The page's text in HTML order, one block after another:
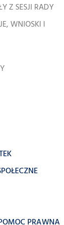
Z SESJI RADY
WNIOSKI I